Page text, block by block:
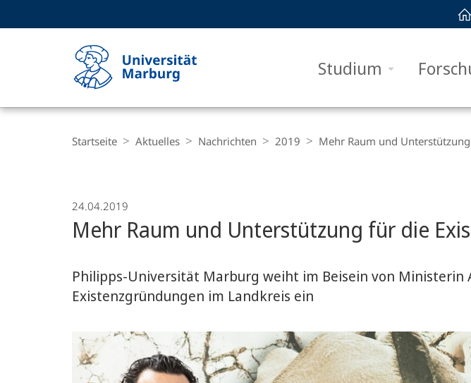
Studium
Philipps-
Marburg
Navigation
Startseite Aktuelles Nachrichten 2019 Mehr Raum und
24.04.2019
Mehr Raum und Unterstützung für die
Philipps-Universität Marburg weiht im Beisein von Ministerin
Existenzgründungen im Landkreis ein